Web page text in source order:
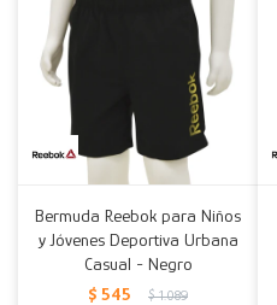
Bermuda Reebok para Niños
y Jóvenes Deportiva Urbana
Casual - Negro
$ 545 $ 1.089